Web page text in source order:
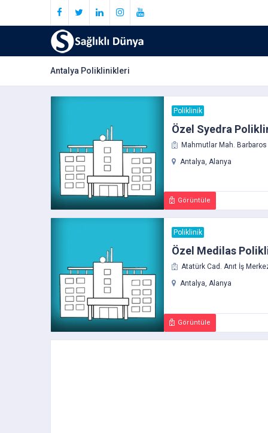
Antalya Poliklinikleri
Poliklinik
Özel Syedra
Mahmutlar Mah.
Antalya, Alanya
Görüntüle
Poliklinik
Özel Medilas
Atatürk Cad. Anıt İş
Antalya, Alanya
Görüntüle